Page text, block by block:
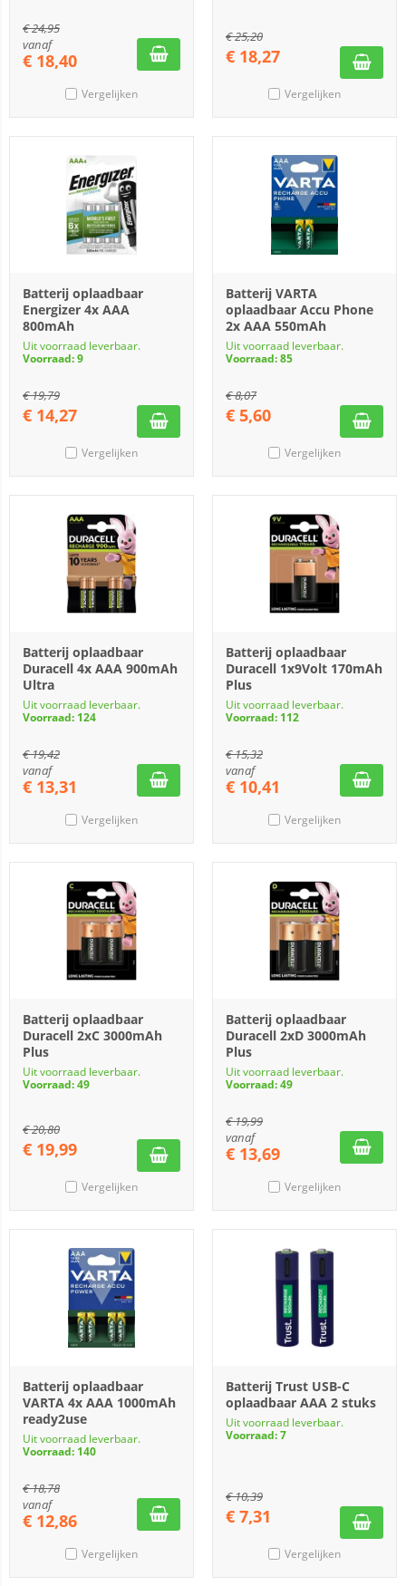
€24,95
vanaf
€ 18,40
Vergelijken
€25,20
€ 18,27
Vergelijken
Batterij oplaadbaar
Energizer 4x AAA
800mAh
Uit voorraad leverbaar.
Voorraad: 9
€19,79
€ 14,27
Vergelijken
Batterij VARTA
oplaadbaar Accu Phone
2x AAA 550mAh
Uit voorraad leverbaar.
Voorraad: 85
€8,07
€ 5,60
Vergelijken
Batterij oplaadbaar
Duracell 4x AAA 900mAh
Ultra
Uit voorraad leverbaar.
Voorraad: 124
€19,42
vanaf
€ 13,31
Vergelijken
Batterij oplaadbaar
Duracell 1x9Volt 170mAh
Plus
Uit voorraad leverbaar.
Voorraad: 112
€15,32
vanaf
€ 10,41
Vergelijken
Batterij oplaadbaar
Duracell 2xC 3000mAh
Plus
Uit voorraad leverbaar.
Voorraad: 49
€20,80
€ 19,99
Vergelijken
Batterij oplaadbaar
Duracell 2xD 3000mAh
Plus
Uit voorraad leverbaar.
Voorraad: 49
€19,99
vanaf
€ 13,69
Vergelijken
Batterij oplaadbaar
VARTA 4x AAA 1000mAh
ready2use
Uit voorraad leverbaar.
Voorraad: 140
€18,78
vanaf
€ 12,86
Vergelijken
Batterij Trust USB-C
oplaadbaar AAA 2 stuks
Uit voorraad leverbaar.
Voorraad: 7
€10,39
€ 7,31
Vergelijken